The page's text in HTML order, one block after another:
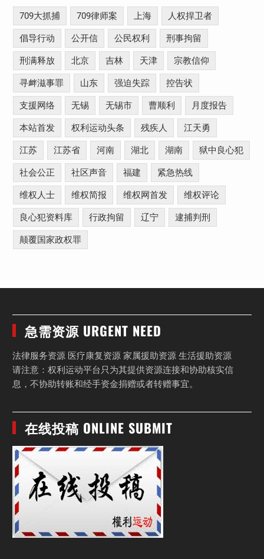
709大抓捕 709律师案 上海 人权捍卫者
倡导行动 公开信 公民权利 刑事拘留
刑满释放 北京 吉林 天津 宗教信仰
寻衅滋事罪 山东 强迫失踪 控告状
支援网络 无锡 无锡市 曹顺利 月度报告
本站首发 权利运动头条 残疾人 江天勇
江苏 江苏省 河南 湖北 湖南 狱中良心犯
社会公正 社区声音 福建 紧急热线
维权人士 维权简报 维权网首发 维权评论
良心犯资料库 行政拘留 辽宁 逮捕判刑
颠覆国家政权罪
急需资源 URGENT NEED
法律服务资源 医疗康复资源 家属援助资源 生活援助资源
请注意：权利运动平台只为其提供资源连接和协助核实信
息，不协助转账和经手资金捐赠或者转赠事宜。
在线投稿 ONLINE SUBMIT